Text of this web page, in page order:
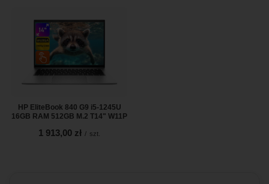
HP EliteBook 840 G9 i5-1245U
16GB RAM 512GB M.2 T14" W11P
1 913,00 zł / szt.